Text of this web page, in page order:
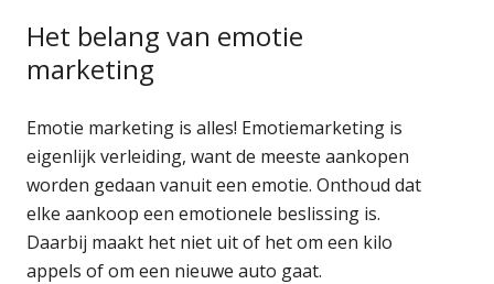
Het belang van emotie
marketing
Emotie marketing is alles! Emotiemarketing is
eigenlijk verleiding, want de meeste aankopen
worden gedaan vanuit een emotie. Onthoud dat
elke aankoop een emotionele beslissing is.
Daarbij maakt het niet uit of het om een kilo
appels of om een nieuwe auto gaat.